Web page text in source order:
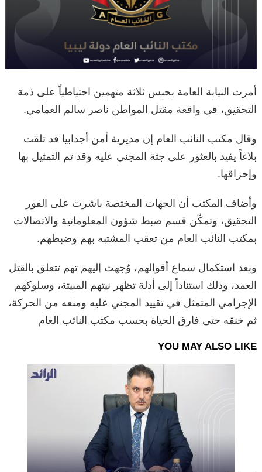
أمرت النيابة العامة بحبس ثلاثة متهمين احتياطياً على ذمة
التحقيق، في واقعة مقتل المواطن ناصر سالم العمامي.
وقال مكتب النائب العام إن مديرية أمن أجدابيا قد تلقت
بلاغاً يفيد بالعثور على جثة المجني عليه وقد تم التمثيل بها
وإحراقها.
وأضاف المكتب أن الجهات المختصة باشرت على الفور
التحقيق، وتمكّن قسم ضبط شؤون المعلوماتية والاتصالات
بمكتب النائب العام من تعقب المشتبه بهم وضبطهم.
وبعد استكمال سماع أقوالهم، وُجهت إليهم تهم تتعلق بالقتل
العمد، وذلك استناداً إلى أدلة تظهر نيتهم المبيتة، وسلوكهم
الإجرامي المتمثل في تقييد المجني عليه ومنعه من الحركة،
ثم خنقه حتى فارق الحياة بحسب مكتب النائب العام
YOU MAY ALSO LIKE